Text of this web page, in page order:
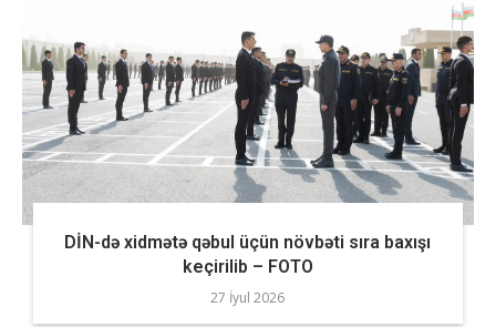
DİN-də xidmətə qəbul üçün növbəti sıra baxışı
keçirilib – FOTO
27 İyul 2026